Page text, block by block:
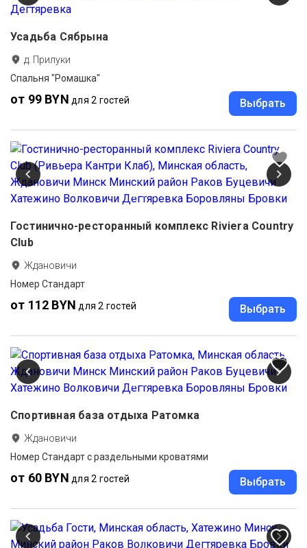
Усадьба Сябрына
д. Прилуки
Спальня "Ромашка"
от 99 BYN для 2 гостей Выбрать
Гостинично-ресторанный комплекс Riviera Country
Club
Ждановичи
Номер Стандарт
от 112 BYN для 2 гостей Выбрать
Спортивная база отдыха Ратомка
Ждановичи
Номер Стандарт с раздельными кроватями
от 60 BYN для 2 гостей Выбрать